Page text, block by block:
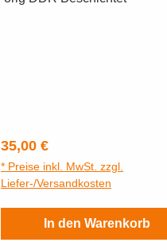
Regulärer Preis:
35,00 €
* Preise inkl. MwSt. zzgl.
Liefer-/Versandkosten
In den Warenkorb